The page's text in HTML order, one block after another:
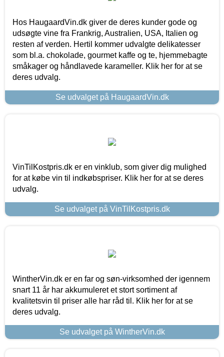
Hos HaugaardVin.dk giver de deres kunder gode og
udsøgte vine fra Frankrig, Australien, USA, Italien og
resten af verden. Hertil kommer udvalgte delikatesser
som bl.a. chokolade, gourmet kaffe og te, hjemmebagte
småkager og håndlavede karameller. Klik her for at se
deres udvalg.
Se udvalget på HaugaardVin.dk
VinTilKostpris.dk er en vinklub, som giver dig mulighed
for at købe vin til indkøbspriser. Klik her for at se deres
udvalg.
Se udvalget på VinTilKostpris.dk
WintherVin.dk er en far og søn-virksomhed der igennem
snart 11 år har akkumuleret et stort sortiment af
kvalitetsvin til priser alle har råd til. Klik her for at se
deres udvalg.
Se udvalget på WintherVin.dk